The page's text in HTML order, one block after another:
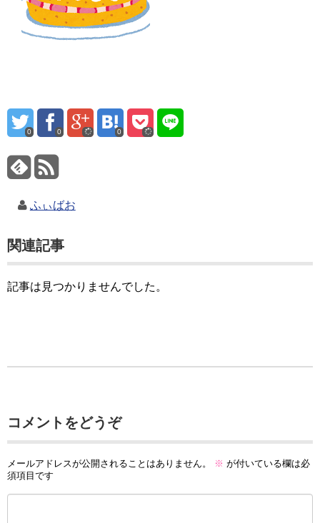
0 0 0
ふぃばお
関連記事
記事は見つかりませんでした。
コメントをどうぞ
メールアドレスが公開されることはありません。 ※ が付いている欄は必
須項目です